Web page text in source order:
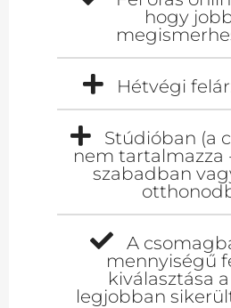
hogy
Hétvégi
Stúdióban (a
nem tartalmazza
szabadban
A
mennyiségű
kiválasztása a
legjobban